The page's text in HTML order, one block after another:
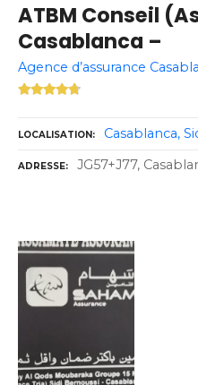
ATBM Conseil
Casablanca –
Agence d’assurance
LOCALISATION Casablanca
ADRESSE JG57+J77,